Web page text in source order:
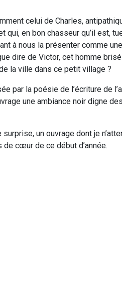
celui de Charles,
en bon chasseur qu’il est,
à nous la présenter comme
dire de Victor, cet homme
la ville dans ce petit village ?
par la poésie de l’écriture de
une ambiance noir digne
un ouvrage dont je
cœur de ce début d’année.